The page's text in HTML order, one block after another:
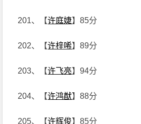
201、【许庭婕】85分
202、【许梓唏】89分
203、【许飞亮】94分
204、【许鸿猷】88分
205、【许辉俊】85分